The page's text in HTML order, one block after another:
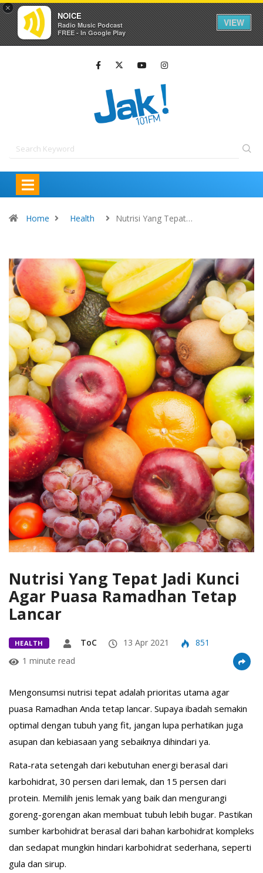
×
NOICE
Radio Music Podcast
FREE - In Google Play
VIEW
Home Health Nutrisi Yang Tepat…
Nutrisi Yang Tepat Jadi Kunci
Agar Puasa Ramadhan Tetap
Lancar
HEALTH ToC 13 Apr 2021
851
1 minute read
Mengonsumsi nutrisi tepat adalah prioritas utama agar
puasa Ramadhan Anda tetap lancar. Supaya ibadah semakin
optimal dengan tubuh yang fit, jangan lupa perhatikan juga
asupan dan kebiasaan yang sebaiknya dihindari ya.
Rata-rata setengah dari kebutuhan energi berasal dari
karbohidrat, 30 persen dari lemak, dan 15 persen dari
protein. Memilih jenis lemak yang baik dan mengurangi
goreng-gorengan akan membuat tubuh lebih bugar. Pastikan
sumber karbohidrat berasal dari bahan karbohidrat kompleks
dan sedapat mungkin hindari karbohidrat sederhana, seperti
gula dan sirup.